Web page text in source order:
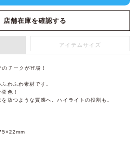
店舗在庫を確認する
アイテムサイズ
チークが登場！
わふわ素材です。
発色 !
放つような質感へ。ハイライトの役割も。